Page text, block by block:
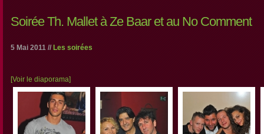
Soirée Th. Mallet à Ze Baar et au No Comment
5 Mai 2011 // Les soirées
[Voir le diaporama]